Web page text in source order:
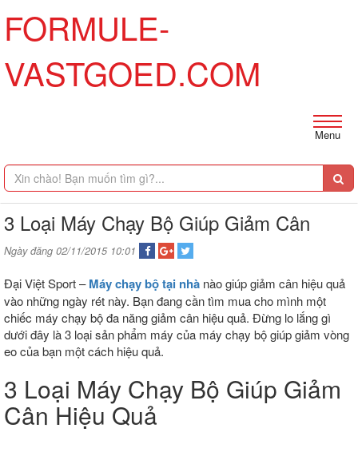
FORMULE-
VASTGOED.COM
Menu
3 Loại Máy Chạy Bộ Giúp Giảm Cân
Ngày đăng 02/11/2015 10:01
Đại Việt Sport –Máy chạy bộ tại nhà nào giúp giảm cân hiệu quả
vào những ngày rét này. Bạn đang cần tìm mua cho mình một
chiếc máy chạy bộ đa năng giảm cân hiệu quả. Đừng lo lắng gì
dưới đây là 3 loại sản phẩm máy của máy chạy bộ giúp giảm vòng
eo của bạn một cách hiệu quả.
3 Loại Máy Chạy Bộ Giúp Giảm
Cân Hiệu Quả